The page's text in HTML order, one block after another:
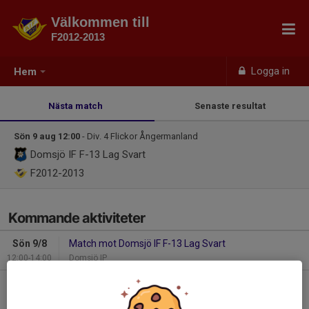
Hem Logga in
Välkommen till
F2012-2013
Nästa match Senaste resultat
Sön 9 aug 12:00 - Div. 4 Flickor Ångermanland
Domsjö IF F-13 Lag Svart
F2012-2013
Kommande aktiviteter
Sön 9/8
12:00-14:00
Match mot Domsjö IF F-13 Lag Svart
Domsjö IP
Olympia B-plan